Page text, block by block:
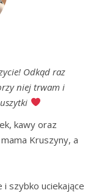
Odkąd raz
niej trwam i
kawy oraz
Kruszyny, a
i szybko uciekające